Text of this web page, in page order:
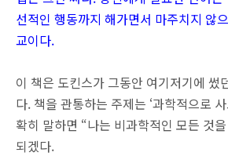
선적인 행동까지 해가면서 마주치지 않
교이다.
이 책은 도킨스가 그동안 여기저기에 썼
다. 책을 관통하는 주제는 ‘과학적으로
확히 말하면 “나는 비과학적인 모든 것
되겠다.